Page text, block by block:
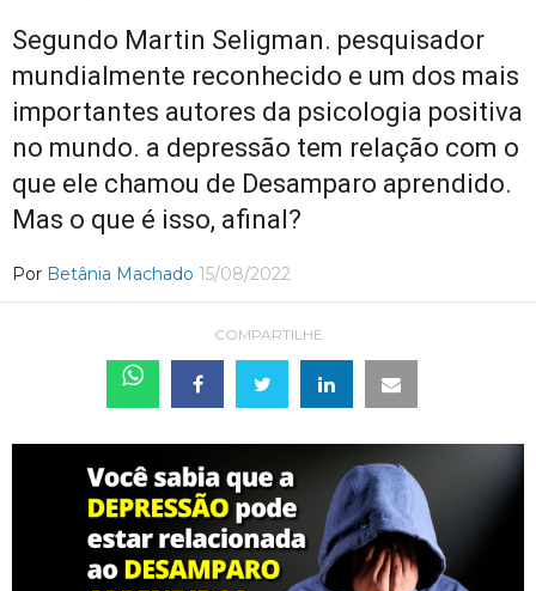
Segundo Martin Seligman. pesquisador
mundialmente reconhecido e um dos mais
importantes autores da psicologia positiva
no mundo. a depressão tem relação com o
que ele chamou de Desamparo aprendido.
Mas o que é isso, afinal?
Por Betânia Machado 15/08/2022
COMPARTILHE